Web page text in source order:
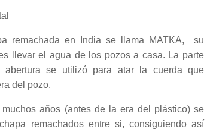
remachada en India se llama MATKA, su
llevar el agua de los pozos a casa. La parte
abertura se utilizó para atar la cuerda que
del pozo.
años (antes de la era del plástico) se
remachados entre si, consiguiendo así